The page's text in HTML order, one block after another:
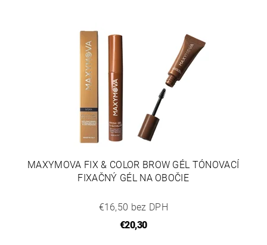
MAXYMOVA FIX & COLOR BROW GÉL TÓNOVACÍ
FIXAČNÝ GÉL NA OBOČIE
€16,50 bez DPH
€20,30